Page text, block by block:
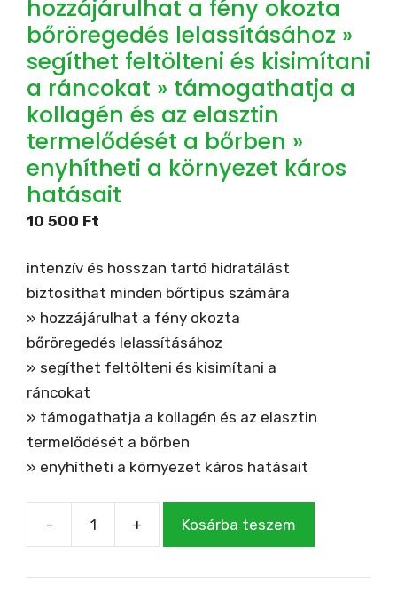
hozzájárulhat a fény okozta
bőröregedés lelassításához »
segíthet feltölteni és kisimítani
a ráncokat » támogathatja a
kollagén és az elasztin
termelődését a bőrben »
enyhítheti a környezet káros
hatásait
10 500 Ft
intenzív és hosszan tartó hidratálást
biztosíthat minden bőrtípus számára
» hozzájárulhat a fény okozta
bőröregedés lelassításához
» segíthet feltölteni és kisimítani a
ráncokat
» támogathatja a kollagén és az elasztin
termelődését a bőrben
» enyhítheti a környezet káros hatásait
-
SKIN
+ Kosárba teszem